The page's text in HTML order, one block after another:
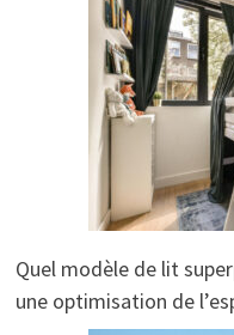
Quel modèle de lit
une optimisation de